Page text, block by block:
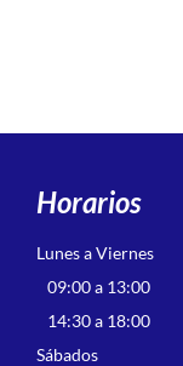
Horarios
Lunes a Viernes
09:00 a 13:00
14:30 a 18:00
Sábados